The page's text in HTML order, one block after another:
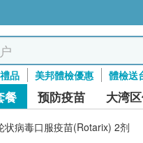
品 美邦體檢優惠 體檢送
餐 预防疫苗 大湾
状病毒口服疫苗(Rotarix) 2剂